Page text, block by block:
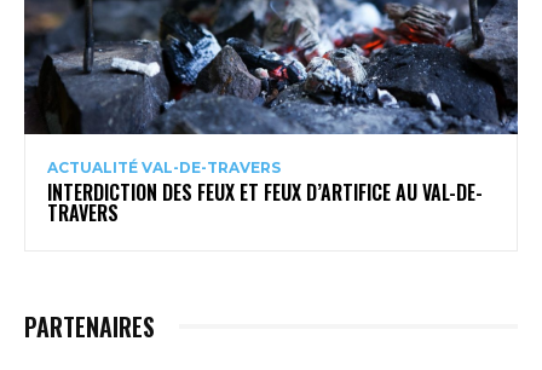
ACTUALITÉ VAL-DE-TRAVERS
INTERDICTION DES FEUX ET FEUX D’ARTIFICE AU VAL-DE-
TRAVERS
PARTENAIRES